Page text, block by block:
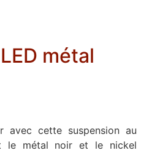
métal
avec cette suspension au
le métal noir et le nickel